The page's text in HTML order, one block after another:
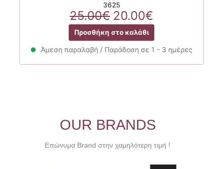
3625
25.00€ Original
price
was:
25.00€.
20.00€
τρέχουσα
τιμή
είναι:
20.00€.
Προσθήκη στο καλάθι
Άμεση παραλαβή / Παράδοση σε 1 - 3 ημέρες
OUR BRANDS
Επώνυμα Brand στην χαμηλότερη τιμή !